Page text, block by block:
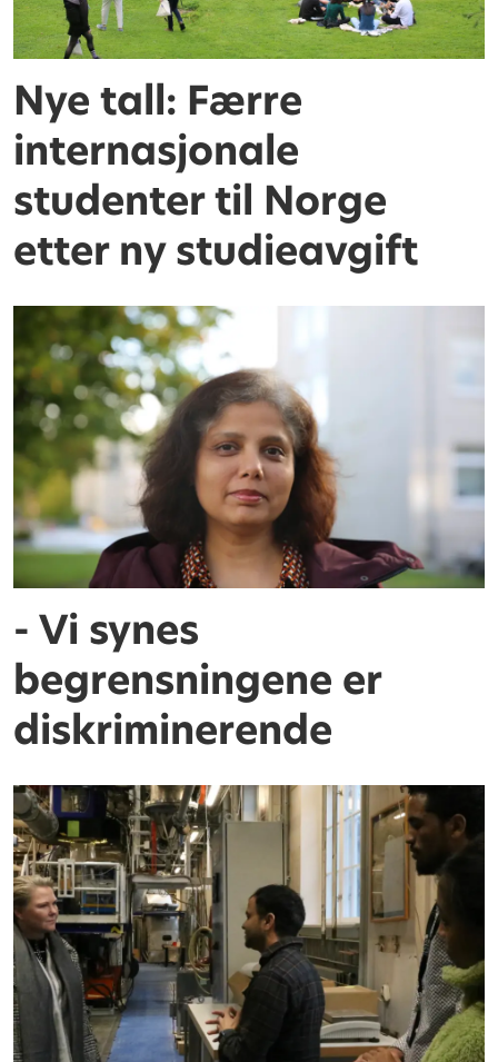
Nye tall: Færre
internasjonale
studenter til Norge
etter ny studieavgift
- Vi synes
begrensningene er
diskriminerende